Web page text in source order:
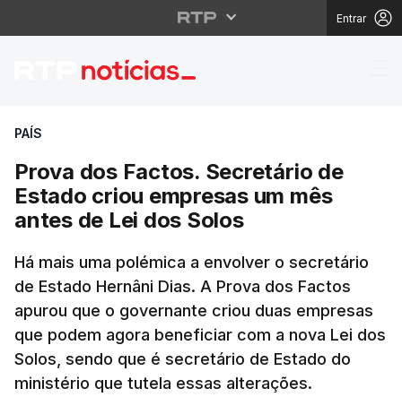
Entrar
Prova dos Factos.
PAÍS
Prova dos Factos. Secretário de
Estado criou empresas um mês
antes de Lei dos Solos
Há mais uma polémica a envolver o secretário
de Estado Hernâni Dias. A Prova dos Factos
apurou que o governante criou duas empresas
que podem agora beneficiar com a nova Lei dos
Solos, sendo que é secretário de Estado do
ministério que tutela essas alterações.